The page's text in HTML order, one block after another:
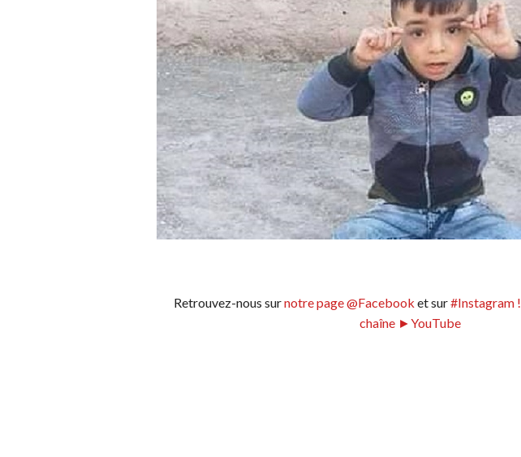
Retrouvez-nous surnotre page @Facebook et sur#Instagram !
chaîne ►YouTube